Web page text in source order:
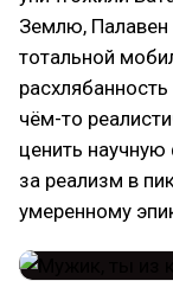
Землю, Палавен
тотальной
чём-то
ценить
за реализм в
умеренному